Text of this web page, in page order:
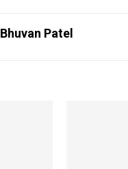
Bhuvan Patel